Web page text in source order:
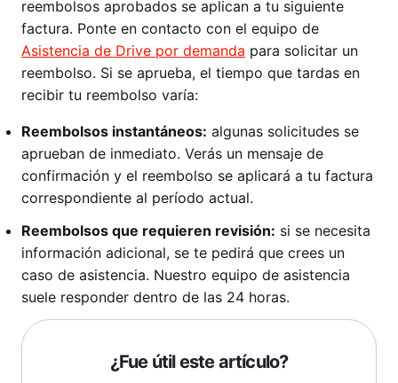
reembolsos aprobados se aplican a tu siguiente
factura. Ponte en contacto con el equipo de
Asistencia de Drive por demanda para solicitar un
reembolso. Si se aprueba, el tiempo que tardas en
recibir tu reembolso varía:
Reembolsos instantáneos: algunas solicitudes se
aprueban de inmediato. Verás un mensaje de
confirmación y el reembolso se aplicará a tu factura
correspondiente al período actual.
Reembolsos que requieren revisión: si se necesita
información adicional, se te pedirá que crees un
caso de asistencia. Nuestro equipo de asistencia
suele responder dentro de las 24 horas.
¿Fue útil este artículo?